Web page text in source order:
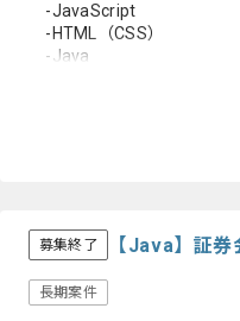
-JavaScript
-HTML（CSS）
-Java
募集終了 【Java】証
長期案件